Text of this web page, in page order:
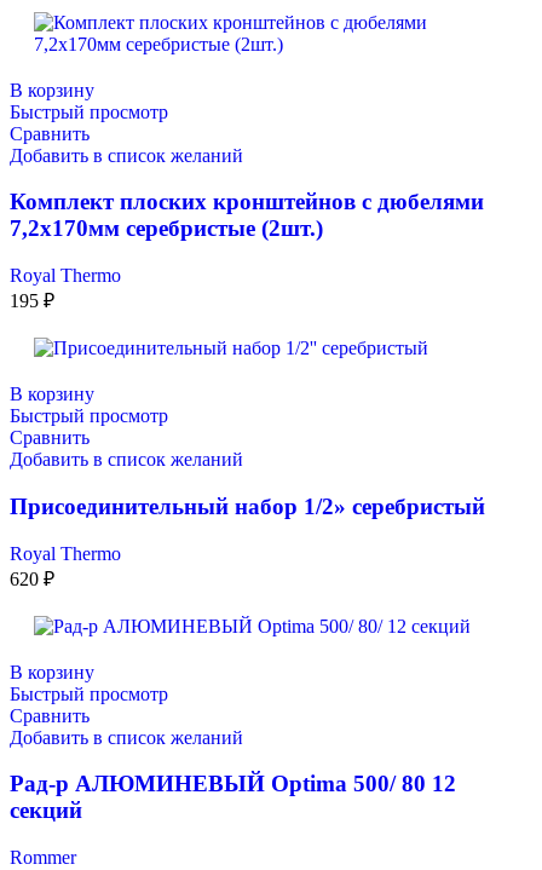
В корзину
Быстрый просмотр
Сравнить
Добавить в список желаний
Комплект плоских кронштейнов с дюбелями
7,2х170мм серебристые (2шт.)
Royal Thermo
195 ₽
В корзину
Быстрый просмотр
Сравнить
Добавить в список желаний
Присоединительный набор 1/2» серебристый
Royal Thermo
620 ₽
В корзину
Быстрый просмотр
Сравнить
Добавить в список желаний
Рад-р АЛЮМИНЕВЫЙ Optima 500/ 80 12
секций
Rommer